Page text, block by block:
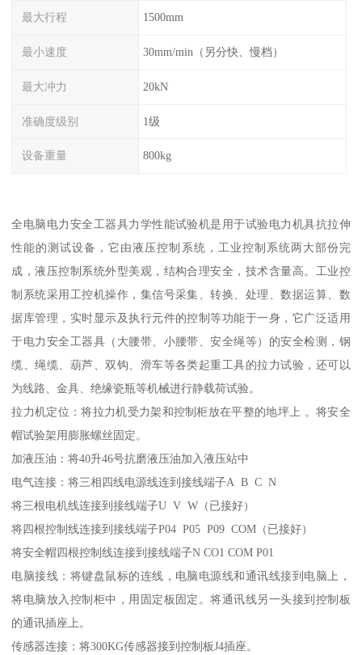
最大行程 1500mm
最小速度 30mm/min（另分快、慢档）
最大冲力 20kN
准确度级别 1级
设备重量 800kg
全电脑电力安全工器具力学性能试验机是用于试验电力机具抗拉伸
性能的测试设备，它由液压控制系统，工业控制系统两大部份完
成，液压控制系统外型美观，结构合理安全，技术含量高。工业控
制系统采用工控机操作，集信号采集、转换、处理、数据运算、数
据库管理，实时显示及执行元件的控制等功能于一身，它广泛适用
于电力安全工器具（大腰带、小腰带、安全绳等）的安全检测，钢
缆、绳缆、葫芦、双钩、滑车等各类起重工具的拉力试验，还可以
为线路、金具、绝缘瓷瓶等机械进行静载荷试验。
拉力机定位：将拉力机受力架和控制柜放在平整的地坪上 。将安全
帽试验架用膨胀螺丝固定。
加液压油：将40升46号抗磨液压油加入液压站中
电气连接：将三相四线电源线连到接线端子A B C N
将三根电机线连接到接线端子U V W（已接好）
将四根控制线连接到接线端子P04 P05 P09 COM（已接好）
将安全帽四根控制线连接到接线端子N CO1 COM P01
电脑接线：将键盘鼠标的连线，电脑电源线和通讯线接到电脑上，
将电脑放入控制柜中，用固定板固定。将通讯线另一头接到控制板
的通讯插座上。
传感器连接：将300KG传感器接到控制板J4插座。